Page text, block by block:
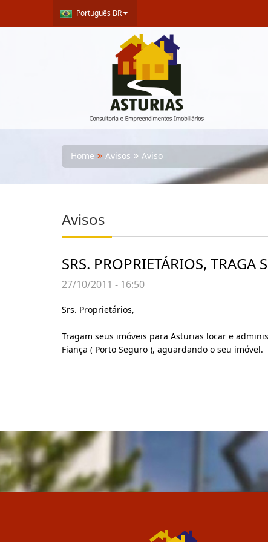
Português BR
Home Avisos Aviso
Avisos
SRS. PROPRIETÁRIOS, TRAGA
27/10/2011 - 16:50
Srs. Proprietários,
Tragam seus imóveis para Asturias locar e
Fiança ( Porto Seguro ), aguardando o seu imóvel.